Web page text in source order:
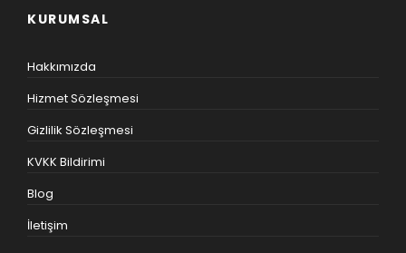
KURUMSAL
Hakkımızda
Hizmet Sözleşmesi
Gizlilik Sözleşmesi
KVKK Bildirimi
Blog
İletişim